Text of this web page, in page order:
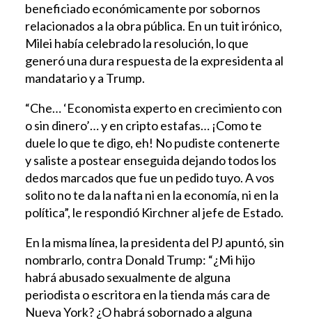
beneficiado económicamente por sobornos
relacionados a la obra pública. En un tuit irónico,
Milei había celebrado la resolución, lo que
generó una dura respuesta de la expresidenta al
mandatario y a Trump.
“Che… ‘Economista experto en crecimiento con
o sin dinero’… y en cripto estafas… ¡Como te
duele lo que te digo, eh! No pudiste contenerte
y saliste a postear enseguida dejando todos los
dedos marcados que fue un pedido tuyo. A vos
solito no te da la nafta ni en la economía, ni en la
política”, le respondió Kirchner al jefe de Estado.
En la misma línea, la presidenta del PJ apuntó, sin
nombrarlo, contra Donald Trump: “¿Mi hijo
habrá abusado sexualmente de alguna
periodista o escritora en la tienda más cara de
Nueva York? ¿O habrá sobornado a alguna